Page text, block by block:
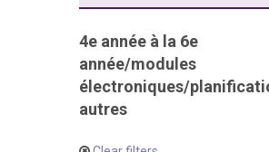
4e année à la 6e
année/modules
électroniques/
autres